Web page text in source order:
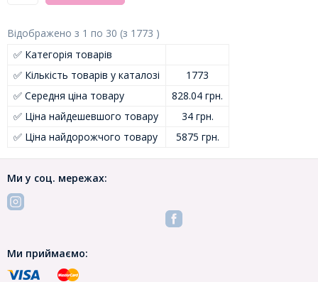
Відображено з 1 по 30 (з 1773 )
✅ Категорія товарів
✅ Кількість товарів у каталозі
1773
✅ Середня ціна товару
828.04 грн.
✅ Ціна найдешевшого товару
34 грн.
✅ Ціна найдорожчого товару
5875 грн.
Ми у соц. мережах:
Ми приймаємо: